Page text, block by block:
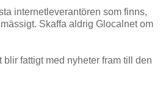
internetleverantören som finns,
Skaffa aldrig Glocalnet om
blir fattigt med nyheter fram till den